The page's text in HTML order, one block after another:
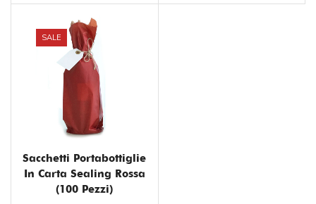
SALE
Sacchetti Portabottiglie
In Carta Sealing Rossa
(100 Pezzi)